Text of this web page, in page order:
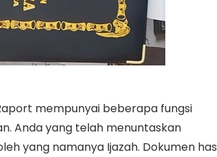
mempunyai beberapa fungsi
Anda yang telah menuntaskan
yang namanya Ijazah. Dokumen